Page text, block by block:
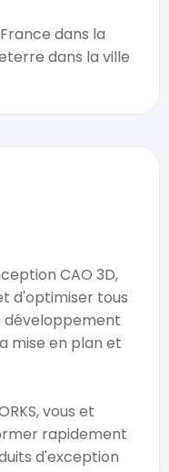
dans la
dans la ville
CAO 3D,
d'optimiser tous
développement
mise en plan et
vous et
rapidement
d'exception